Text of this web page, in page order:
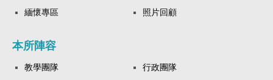
緬懷專區
照片回顧
本所陣容
教學團隊
行政團隊